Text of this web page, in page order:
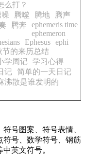
么打？
噪 腾噬 腾地
腾声
腾奔
ephemeris time
ephemeron
Ephesus ephi
节的来历总结
学周记
学习心得
记
简单的一天日记
沸散是谁发明的
号图案、符号表情、
符号、数学符号、钢筋
英文符号。